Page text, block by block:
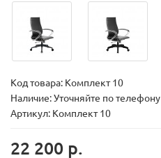
Код товара: Комплект 10
Наличие: Уточняйте по телефону
Артикул: Комплект 10
22 200 р.